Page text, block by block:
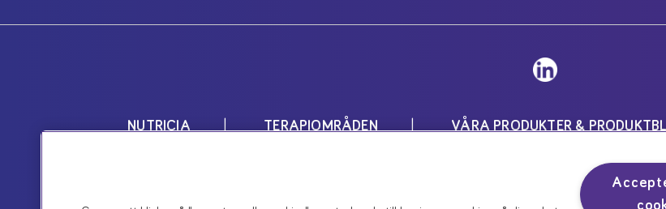
NUTRICIA TERAPIOMRÅDEN VÅRA PRODUKTER &
Nutricias produkter är livsmedel för speciella medicinska ändamål och skall